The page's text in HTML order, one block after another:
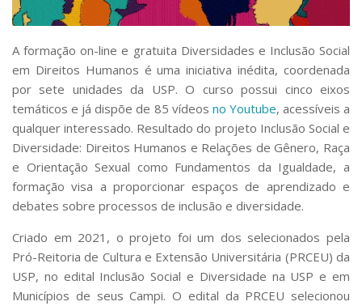
Serviços
Apoio ao Estudante
Segurança, Trânsito e Prevenção
RH, Administrativo e Financeiro
Comunicação
Assessorias e Mídias
Aplicativos e Sites
Jornal da USP
Agenda de Eventos
Defesa de Teses
A formação on-line e gratuita Diversidades e Inclusão Social
em Direitos Humanos é uma iniciativa inédita, coordenada
por sete unidades da USP. O curso possui cinco eixos
temáticos e já dispõe de 85 vídeos no Youtube, acessíveis a
qualquer interessado. Resultado do projeto Inclusão Social e
Diversidade: Direitos Humanos e Relações de Gênero, Raça
e Orientação Sexual como Fundamentos da Igualdade, a
formação visa a proporcionar espaços de aprendizado e
debates sobre processos de inclusão e diversidade.
Criado em 2021, o projeto foi um dos selecionados pela
Pró-Reitoria de Cultura e Extensão Universitária (PRCEU) da
USP, no edital Inclusão Social e Diversidade na USP e em
Municípios de seus Campi. O edital da PRCEU selecionou